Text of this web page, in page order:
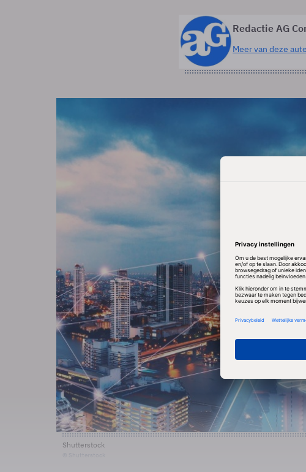
Redactie AG
Meer van deze
Shutterstock